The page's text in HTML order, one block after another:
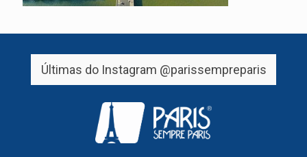
Últimas do Instagram @parissempreparis